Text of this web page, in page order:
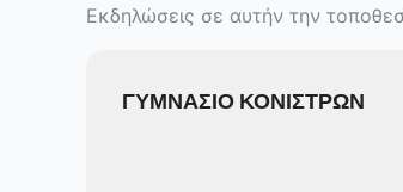
Εκδηλώσεις σε αυτήν την
ΓΥΜΝΑΣΙΟ ΚΟΝΙΣΤΡΩΝ